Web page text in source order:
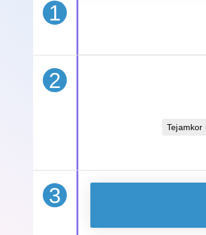
1
2
Tejamkor
3